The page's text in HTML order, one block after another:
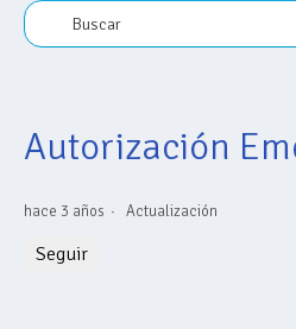
Autorización
hace 3 años Actualización
Seguir